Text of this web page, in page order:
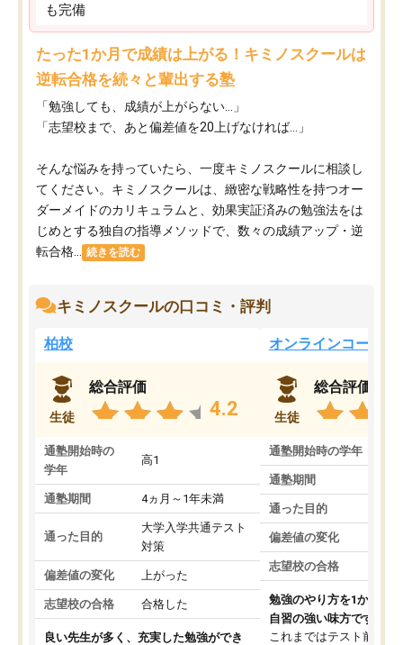
も完備
たった1か月で成績は上がる！キミノスクールは
逆転合格を続々と輩出する塾
「勉強しても、成績が上がらない…」
「志望校まで、あと偏差値を20上げなければ…」
そんな悩みを持っていたら、一度キミノスクールに相談し
てください。キミノスクールは、緻密な戦略性を持つオー
ダーメイドのカリキュラムと、効果実証済みの勉強法をは
じめとする独自の指導メソッドで、数々の成績アップ・逆
転合格...
続きを読む
キミノスクールの口コミ・評判
柏校
生徒
総合評価
4.2
通塾開始時の
学年
高1
通塾期間 4ヵ月～1年未満
通った目的
大学入学共通テスト
対策
偏差値の変化 上がった
志望校の合格 合格した
良い先生が多く、充実した勉強ができ
オンラインコース
生徒
総合評価
通塾開始時の学年
通塾期間
通った目的
偏差値の変化
志望校の合格
勉強のやり方を1から教
自習の強い味方です。
これまではテスト前に何